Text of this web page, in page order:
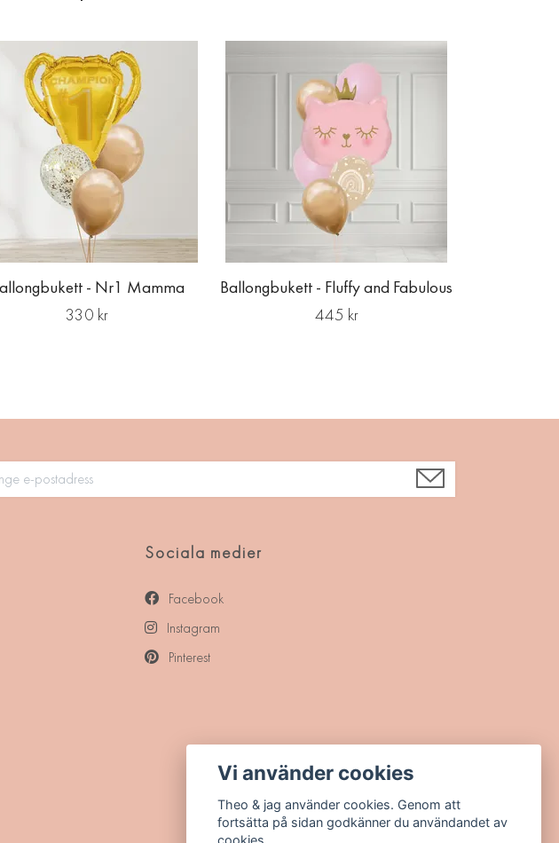
- Nr1 Mamma
330 kr
Ballongbukett - Fluffy and Fabulous
445 kr
Sociala medier
Facebook
Instagram
Pinterest
Vi använder cookies
Theo & jag använder cookies. Genom att
fortsätta på sidan godkänner du användandet av